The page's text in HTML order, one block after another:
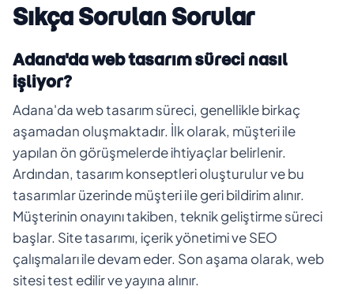
Sıkça Sorulan Sorular
Adana'da web tasarım süreci nasıl
işliyor?
Adana'da web tasarım süreci, genellikle birkaç
aşamadan oluşmaktadır. İlk olarak, müşteri ile
yapılan ön görüşmelerde ihtiyaçlar belirlenir.
Ardından, tasarım konseptleri oluşturulur ve bu
tasarımlar üzerinde müşteri ile geri bildirim alınır.
Müşterinin onayını takiben, teknik geliştirme süreci
başlar. Site tasarımı, içerik yönetimi ve SEO
çalışmaları ile devam eder. Son aşama olarak, web
sitesi test edilir ve yayına alınır.